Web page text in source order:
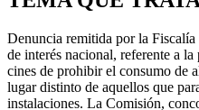
Denuncia remitida por la
de interés nacional, referente a
cines de prohibir el consumo de
lugar distinto de aquellos que
instalaciones. La Comisión,